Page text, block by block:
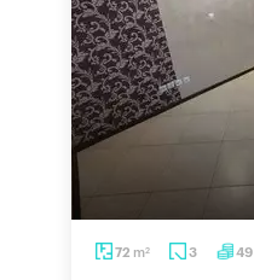
72 m2 3 49